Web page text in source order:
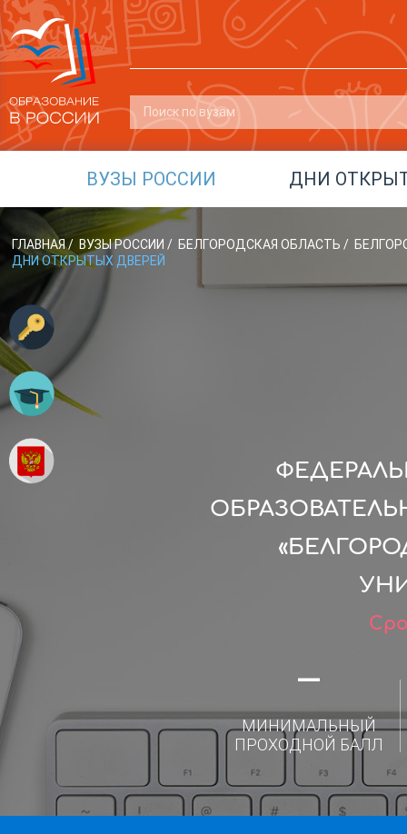
ВУЗЫ РОССИИ ДНИ
ГЛАВНАЯ/ ВУЗЫ РОССИИ / БЕЛГОРОДСКАЯ ОБЛАСТЬ /
ДНИ ОТКРЫТЫХ ДВЕРЕЙ
—
МИНИМАЛЬНЫЙ
ПРОХОДНОЙ БАЛЛ